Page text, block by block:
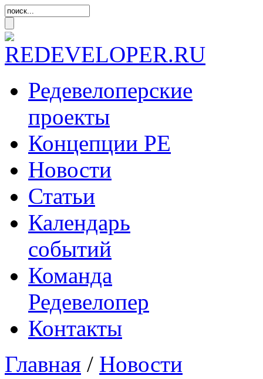
Редевелоперские
проекты
Концепции РЕ
Новости
Статьи
Календарь
событий
Команда
Редевелопер
Контакты
Главная / Новости